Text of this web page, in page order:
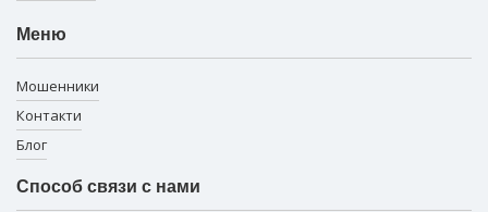
Меню
Мошенники
Контакти
Блог
Способ связи с нами